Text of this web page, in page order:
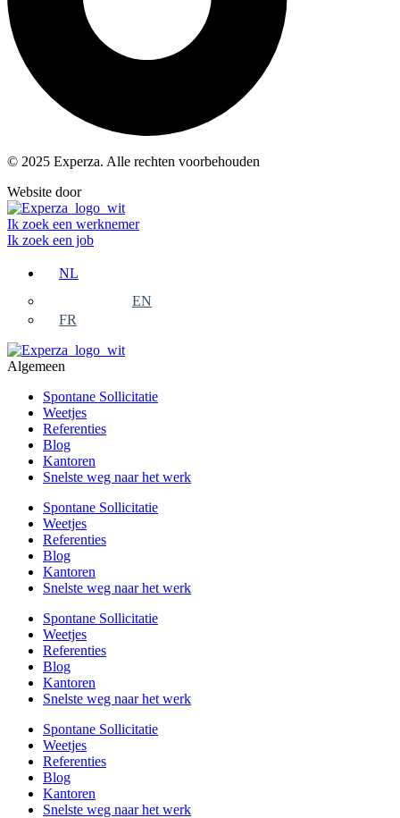
© 2025 Experza. Alle rechten voorbehouden
Website door
Ik zoek een werknemer
Ik zoek een job
NL
EN
FR
Algemeen
Spontane Sollicitatie
Weetjes
Referenties
Blog
Kantoren
Snelste weg naar het werk
Spontane Sollicitatie
Weetjes
Referenties
Blog
Kantoren
Snelste weg naar het werk
Spontane Sollicitatie
Weetjes
Referenties
Blog
Kantoren
Snelste weg naar het werk
Spontane Sollicitatie
Weetjes
Referenties
Blog
Kantoren
Snelste weg naar het werk